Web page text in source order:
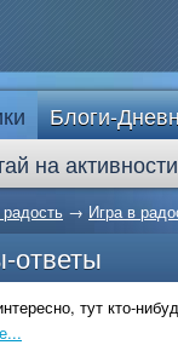
Блоги-
на
→ Игра в
ответы
тут кто-